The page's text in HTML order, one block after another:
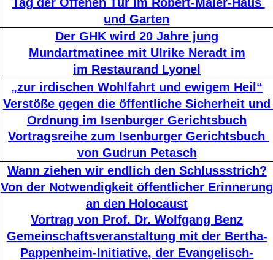
und Garten
Der GHK wird 20 Jahre jung
Mundartmatinee mit Ulrike Neradt im
im Restaurand Lyonel
„zur irdischen Wohlfahrt und ewigem Heil“
Verstöße gegen die öffentliche Sicherheit und
Ordnung im Isenburger Gerichtsbuch
Vortragsreihe zum Isenburger Gerichtsbuch
von Gudrun Petasch
Wann ziehen wir endlich den Schlussstrich?
Von der Notwendigkeit öffentlicher Erinnerung
an den Holocaust
Vortrag von Prof. Dr. Wolfgang Benz
Gemeinschaftsveranstaltung mit der Bertha-
Pappenheim-Initiative, der Evangelisch-